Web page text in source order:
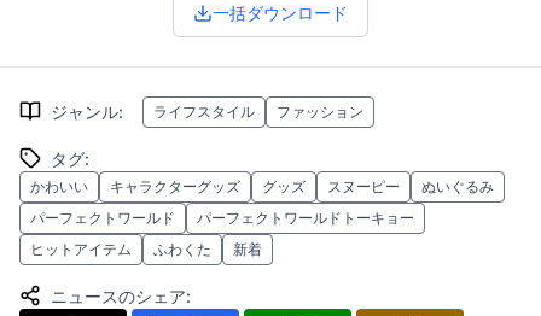
一括ダウンロード
ジャンル: ライフスタイル ファッション
タグ:
かわいい キャラクターグッズ グッズ スヌーピー
ぬいぐるみ
パーフェクトワールド
パーフェクトワールドトーキョー
ヒットアイテム
ふわくた 新着
ニュースのシェア: